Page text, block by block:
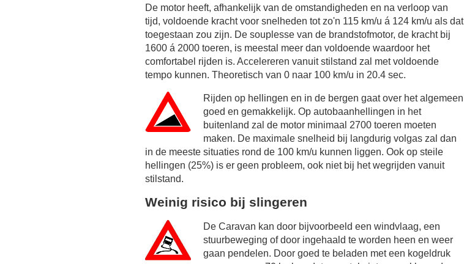
De motor heeft, afhankelijk van de omstandigheden en na verloop van
tijd, voldoende kracht voor snelheden tot zo'n 115 km/u á 124 km/u als dat
toegestaan zou zijn. De souplesse van de brandstofmotor, de kracht bij
1600 á 2000 toeren, is meestal meer dan voldoende waardoor het
comfortabel rijden is. Accelereren vanuit stilstand zal met voldoende
tempo kunnen. Theoretisch van 0 naar 100 km/u in 20.4 sec.
Rijden op hellingen en in de bergen gaat over het algemeen
goed en gemakkelijk. Op autobaanhellingen in het
buitenland zal de motor minimaal 2700 toeren moeten
maken. De maximale snelheid bij langdurig volgas zal dan
in de meeste situaties rond de 100 km/u kunnen liggen. Ook op steile
hellingen (25%) is er geen probleem, ook niet bij het wegrijden vanuit
stilstand.
Weinig risico bij slingeren
De Caravan kan door bijvoorbeeld een windvlaag, een
stuurbeweging of door ingehaald te worden heen en weer
gaan pendelen. Door goed te beladen met een kogeldruk